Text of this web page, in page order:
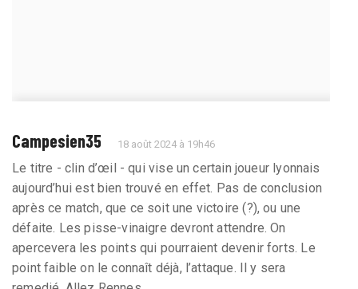
Campesien35 18 août 2024 à 19h46
Le titre - clin d’œil - qui vise un certain joueur lyonnais
aujourd’hui est bien trouvé en effet. Pas de conclusion
après ce match, que ce soit une victoire (?), ou une
défaite. Les pisse-vinaigre devront attendre. On
apercevera les points qui pourraient devenir forts. Le
point faible on le connaît déjà, l’attaque. Il y sera